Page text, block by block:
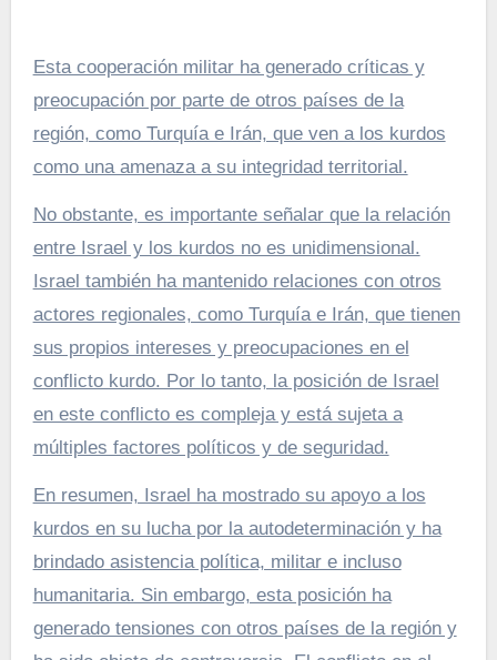
Esta cooperación militar ha generado críticas y
preocupación por parte de otros países de la
región, como Turquía e Irán, que ven a los kurdos
como una amenaza a su integridad territorial.
No obstante, es importante señalar que la relación
entre Israel y los kurdos no es unidimensional.
Israel también ha mantenido relaciones con otros
actores regionales, como Turquía e Irán, que tienen
sus propios intereses y preocupaciones en el
conflicto kurdo. Por lo tanto, la posición de Israel
en este conflicto es compleja y está sujeta a
múltiples factores políticos y de seguridad.
En resumen, Israel ha mostrado su apoyo a los
kurdos en su lucha por la autodeterminación y ha
brindado asistencia política, militar e incluso
humanitaria. Sin embargo, esta posición ha
generado tensiones con otros países de la región y